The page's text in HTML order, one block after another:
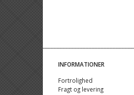
INFORMATIONER
Fortrolighed
Fragt og levering